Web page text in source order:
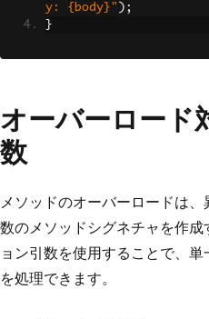
y: {body}" );
}
オーバーロード
数
メソッドのオーバーロードは
数のメソッドシグネチャを作
ョン引数を使用することで、
を処理できます。